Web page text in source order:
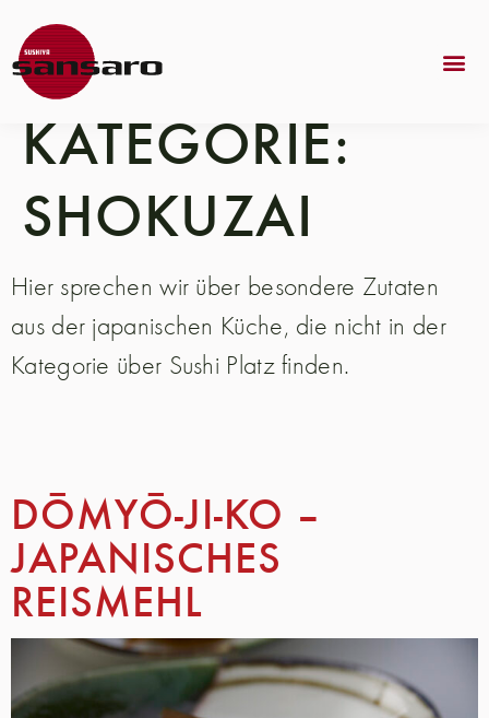
KATEGORIE:
SHOKUZAI
Hier sprechen wir über besondere Zutaten
aus der japanischen Küche, die nicht in der
Kategorie über Sushi Platz finden.
DŌMYŌ-JI-KO –
JAPANISCHES
REISMEHL